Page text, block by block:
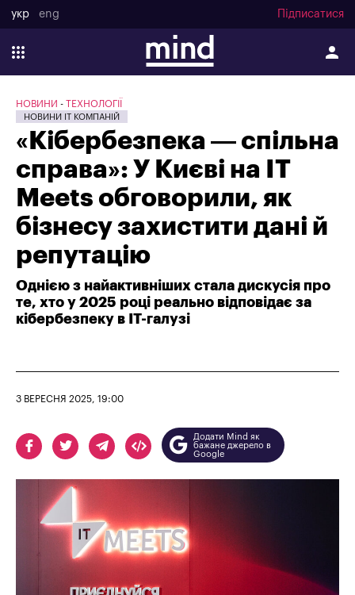
укр eng Підписатися
НОВИНИ ТЕХНОЛОГІЇ
НОВИНИ IT КОМПАНІЙ
«Кібербезпека — спільна
справа»: У Києві на IT
Meets обговорили, як
бізнесу захистити дані й
репутацію
Однією з найактивніших стала дискусія про
те, хто у 2025 році реально відповідає за
кібербезпеку в ІТ-галузі
3 ВЕРЕСНЯ 2025, 19:00
Додати Mind як
бажане джерело в
Google